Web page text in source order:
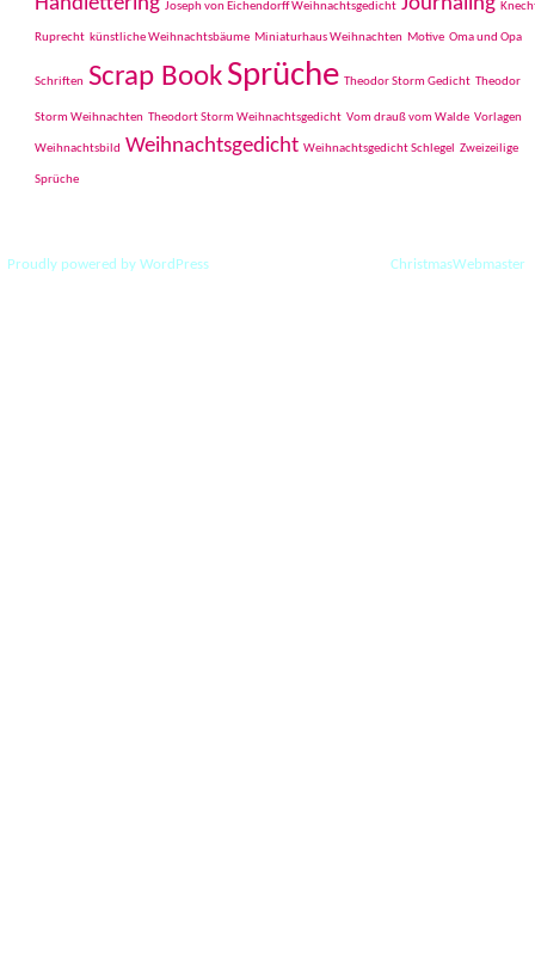
Joseph von Eichendorff Weihnachtsgedicht
Ruprecht künstliche Weihnachtsbäume Miniaturhaus Weihnachten Motive Oma und Opa
Schriften Scrap Book Sprüche Theodor Storm Gedicht Theodor
Storm Weihnachten Theodort Storm Weihnachtsgedicht Vom drauß vom Walde Vorlagen
Weihnachtsbild Weihnachtsgedicht Weihnachtsgedicht Schlegel Zweizeilige
Sprüche
Proudly powered by WordPress ChristmasWebmaster